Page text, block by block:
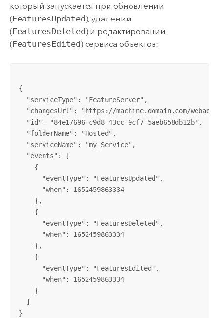
который запускается при обновлении
(FeaturesUpdated), удалении
(FeaturesDeleted) и редактировании
(FeaturesEdited) сервиса объектов:
{
  "serviceType": "FeatureServer",
"changesUrl": "https://machine.domain.com/
  "id": "84e17696-c9d8-43cc-9cf7-5aeb658db12b",
  "folderName": "Hosted",
  "serviceName": "my_Service",
  "events": [
    {
      "eventType": "FeaturesUpdated",
      "when": 1652459863334
    },
    {
      "eventType": "FeaturesDeleted",
      "when": 1652459863334
    },
    {
      "eventType": "FeaturesEdited",
      "when": 1652459863334
    }
  ]
}